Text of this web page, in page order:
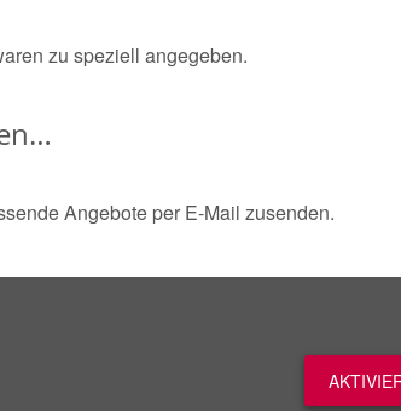
zu speziell angegeben.
Angebote per E-Mail zusenden.